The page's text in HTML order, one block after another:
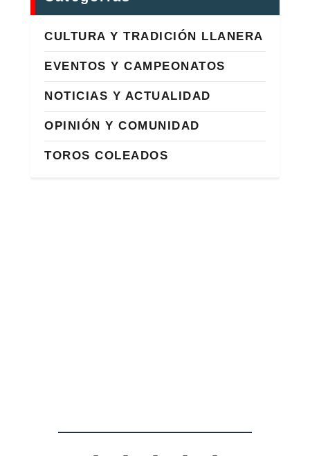
CULTURA Y TRADICIÓN LLANERA
EVENTOS Y CAMPEONATOS
NOTICIAS Y ACTUALIDAD
OPINIÓN Y COMUNIDAD
TOROS COLEADOS